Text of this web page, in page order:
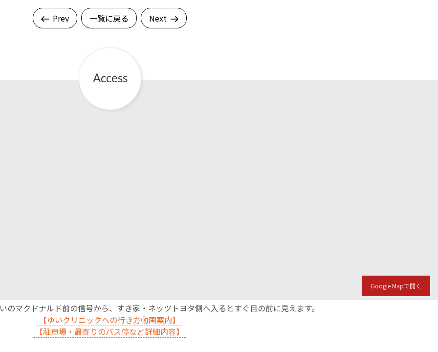
Prev 一覧に戻る Next
Google Mapで開く
のマクドナルド前の信号から、すき家・ネッツトヨタ側へ入るとすぐ目の前に見えます。
【ゆいクリニックへの行き方動画案内】
【駐車場・最寄りのバス停など詳細内容】